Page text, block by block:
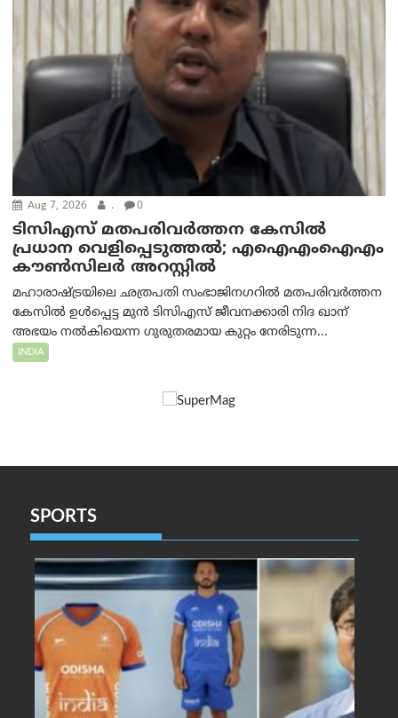
Aug 7, 2026 . 0
ടിസിഎസ് മതപരിവർത്തന കേസിൽ
പ്രധാന വെളിപ്പെടുത്തൽ; എഐഎംഐഎം
കൗൺസിലർ അറസ്റ്റിൽ
മഹാരാഷ്ട്രയിലെ ഛത്രപതി സംഭാജിനഗറിൽ മതപരിവർത്തന
കേസിൽ ഉൾപ്പെട്ട മുൻ ടിസിഎസ് ജീവനക്കാരി നിദ ഖാന്
അഭയം നൽകിയെന്ന ഗുരുതരമായ കുറ്റം നേരിടുന്ന...
INDIA
SPORTS